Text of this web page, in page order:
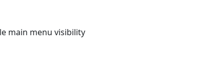
main menu visibility